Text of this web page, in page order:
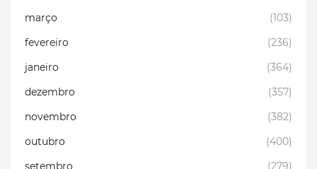
março
(103)
fevereiro
(236)
janeiro
(364)
dezembro
(357)
novembro
(382)
outubro
(400)
setembro
(279)